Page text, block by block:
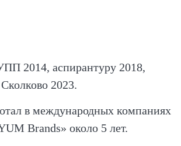
2014, аспирантуру 2018,
2023.
в международных компаниях
Brands» около 5 лет.